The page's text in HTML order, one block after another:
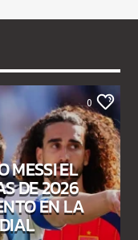
0
MESSI EL
DE 2026
EN LA